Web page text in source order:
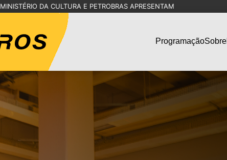
MINISTÉRIO DA CULTURA E PETROBRAS APRESENTAM
ProgramaçãoSobre